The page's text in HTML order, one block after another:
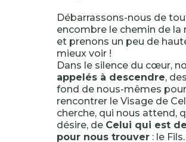
Débarrassons-nous de
encombre le chemin de la
et prenons un peu de
mieux voir !
Dans le silence du cœur,
appelés à descendre,
fond de nous-mêmes
rencontrer le Visage de
cherche, qui nous attend,
désire, de Celui qui est
pour nous trouver: le